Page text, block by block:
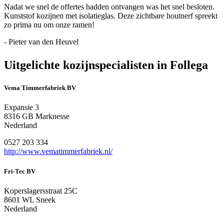
Nadat we snel de offertes hadden ontvangen was het snel besloten.
Kunststof kozijnen met isolatieglas. Deze zichtbare houtnerf spreekt
zo prima nu om onze ramen!
- Pieter van den Heuvel
Uitgelichte kozijnspecialisten in Follega
Vema Timmerfabriek BV
Expansie 3
8316 GB Marknesse
Nederland
0527 203 334
http://www.vematimmerfabriek.nl/
Fri-Tec BV
Koperslagersstraat 25C
8601 WL Sneek
Nederland